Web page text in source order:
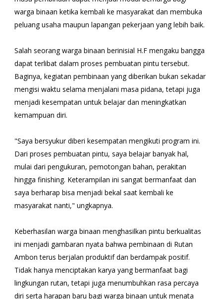
warga binaan ketika kembali ke masyarakat dan membuka
peluang usaha maupun lapangan pekerjaan yang lebih baik.
Salah seorang warga binaan berinisial H.F mengaku bangga
dapat terlibat dalam proses pembuatan pintu tersebut.
Baginya, kegiatan pembinaan yang diberikan bukan sekadar
mengisi waktu selama menjalani masa pidana, tetapi juga
menjadi kesempatan untuk belajar dan meningkatkan
kemampuan diri.
"Saya bersyukur diberi kesempatan mengikuti program ini.
Dari proses pembuatan pintu, saya belajar banyak hal,
mulai dari pengukuran, pemotongan bahan, perakitan
hingga finishing. Keterampilan ini sangat bermanfaat dan
saya berharap bisa menjadi bekal saat kembali ke
masyarakat nanti," ungkapnya.
Keberhasilan warga binaan menghasilkan pintu berkualitas
ini menjadi gambaran nyata bahwa pembinaan di Rutan
Ambon terus berjalan produktif dan berdampak positif.
Tidak hanya menciptakan karya yang bermanfaat bagi
lingkungan rutan, tetapi juga menumbuhkan rasa percaya
diri serta harapan baru bagi warga binaan untuk menata